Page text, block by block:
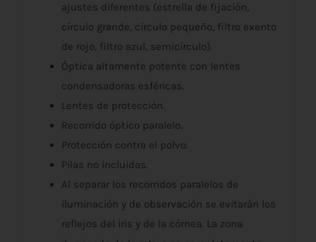
ajustes diferentes (estrella de fijación,
círculo grande, círculo pequeño, filtro exento
de rojo, filtro azul, semicírculo).
Óptica altamente potente con lentes
condensadoras esféricas.
Lentes de protección.
Recorrido óptico paralelo.
Protección contra el polvo.
Pilas no incluidas.
Al separar los recorridos paralelos de
iluminación y de observación se evitarán los
reflejos del iris y de la córnea. La zona